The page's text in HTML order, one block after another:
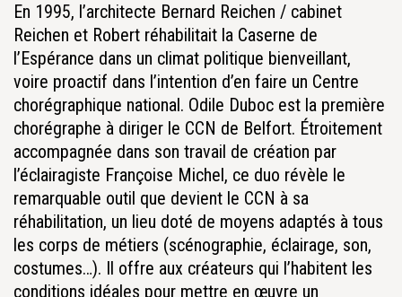
En 1995, l’architecte Bernard Reichen / cabinet
Reichen et Robert réhabilitait la Caserne de
l’Espérance dans un climat politique bienveillant,
voire proactif dans l’intention d’en faire un Centre
chorégraphique national. Odile Duboc est la première
chorégraphe à diriger le CCN de Belfort. Étroitement
accompagnée dans son travail de création par
l’éclairagiste Françoise Michel, ce duo révèle le
remarquable outil que devient le CCN à sa
réhabilitation, un lieu doté de moyens adaptés à tous
les corps de métiers (scénographie, éclairage, son,
costumes…). Il offre aux créateurs qui l’habitent les
conditions idéales pour mettre en œuvre un